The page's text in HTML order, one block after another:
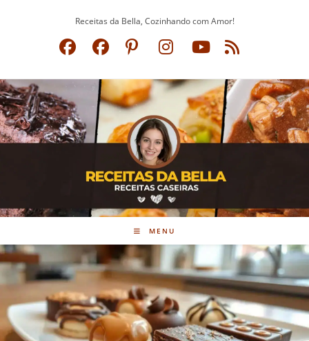
Receitas da Bella, Cozinhando com Amor!
MENU